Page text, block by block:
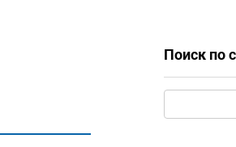
Поиск по